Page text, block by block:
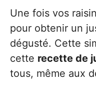
Une fois vos
pour obtenir un
dégusté. Cette
cette recette de
tous, même aux